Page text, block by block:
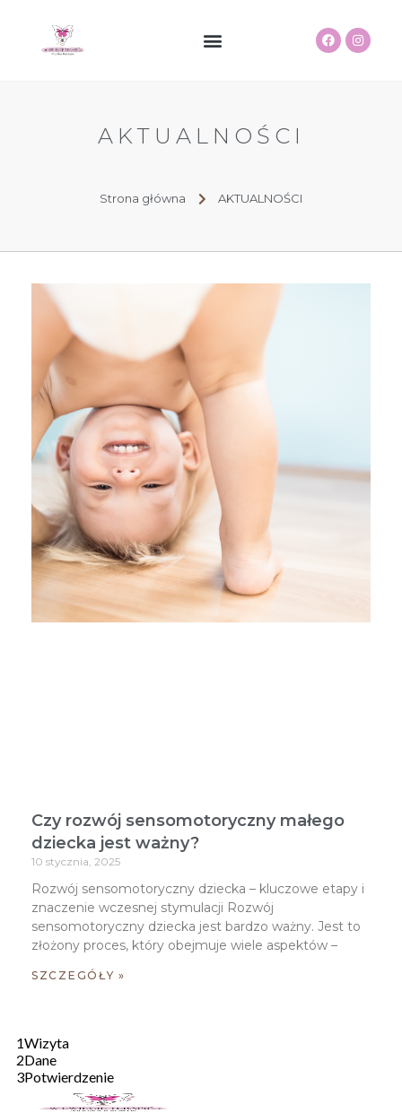
AKTUALNOŚCI
Strona główna AKTUALNOŚCI
Czy rozwój sensomotoryczny małego
dziecka jest ważny?
10 stycznia, 2025
Rozwój sensomotoryczny dziecka – kluczowe etapy i
znaczenie wczesnej stymulacji Rozwój
sensomotoryczny dziecka jest bardzo ważny. Jest to
złożony proces, który obejmuje wiele aspektów –
SZCZEGÓŁY »